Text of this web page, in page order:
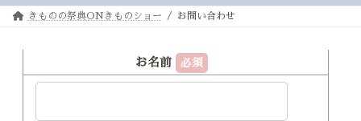
きものの祭典ONきものショー お問い合わせ
お名前 必須